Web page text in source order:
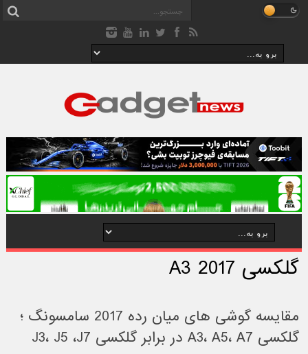
گلکسی A3 2017
مقایسه گوشی های میان رده 2017 سامسونگ ؛
گلکسی A3، A5، A7 در برابر گلکسی J3، J5 ،J7